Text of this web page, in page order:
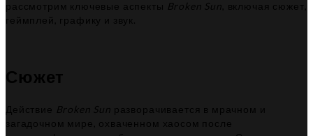
рассмотрим ключевые аспекты Broken Sun , включая сюжет,
геймплей, графику и звук.
Сюжет
Действие Broken Sun разворачивается в мрачном и
загадочном мире, охваченном хаосом после